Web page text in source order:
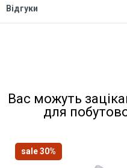
Відгуки
Вас можуть
для
sale 30%